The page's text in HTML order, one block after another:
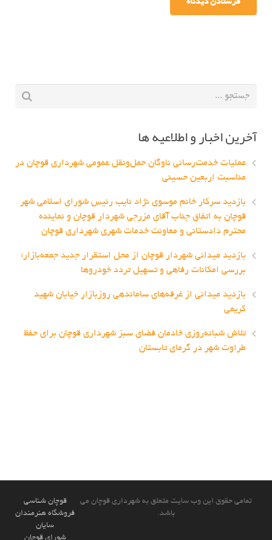
آخرین اخبار و اطلاعیه ها
عملیات خدمت‌رسانی ناوگان حمل‌ونقل عمومی شهرداری قوچان در
مناسبت اربعین حسینی
بازدید سرکار خانم موسوی نژاد نایب رئیس شورای اسلامی شهر
قوچان به اتفاق جناب آقای مزرجی شهردار قوچان و نماینده
محترم دادستانی و معاونت خدمات شهری شهرداری قوچان
بازدید میدانی شهردار قوچان از محل استقرار جدید جمعه‌بازار؛
بررسی امکانات رفاهی و تسهیل تردد خودروها
بازدید میدانی از غرفه‌های ساماندهی روزبازار خیابان شهید
کریمی
تلاش شبانه‌روزی خادمان فضای سبز شهرداری قوچان برای حفظ
طراوت شهر در گرمای تابستان
قوچان شناسی
فروشگاه هنرمندان
سایان
شورای قوچان
تمامی حقوق این وب سایت متعلق به شهرداری قوچان می
باشد.